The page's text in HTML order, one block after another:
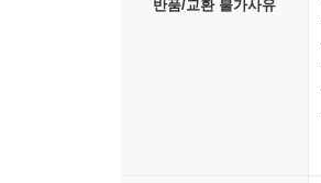
반품/교환 불가사유